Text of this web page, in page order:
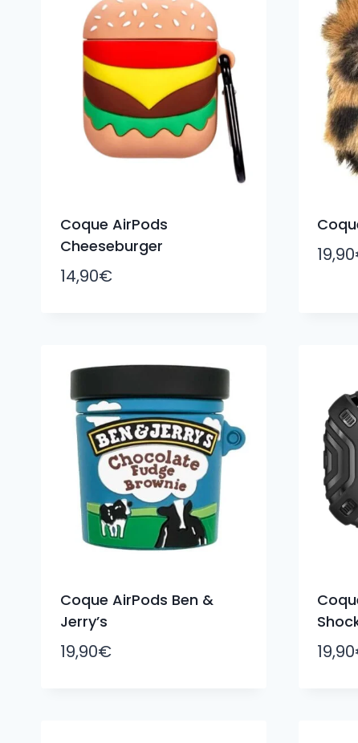
Coque AirPods
Cheeseburger
14,90€
19,90
Coque AirPods Ben &
Jerry’s
19,90€ 19,90